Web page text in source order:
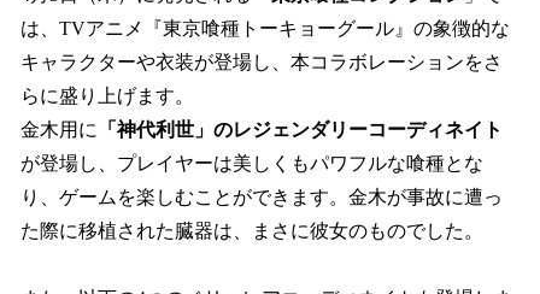
は、TVアニメ『東京喰種トーキョーグール』の象徴的な
キャラクターや衣装が登場し、本コラボレーションをさ
らに盛り上げます。
金木用に
「神代利世」のレジェンダリーコーディネイト
が登場し、プレイヤーは美しくもパワフルな喰種とな
り、ゲームを楽しむことができます。金木が事故に遭っ
た際に移植された臓器は、まさに彼女のものでした。